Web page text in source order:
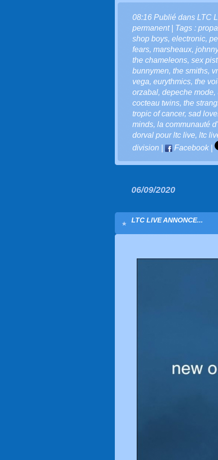
08:16 Publié dans LTC
permanent| Tags :
shop boys, electronic,
fears, marsheaux,
the chameleons, sex
bunnymen, the smiths,
vega, eurythmics, the
orzabal, depeche mode,
cocteau twins, the
tropic of cancer, sad
minds, la communauté
dorval pour ltc live, ltc
division
Facebook|
06/09/2020
LTC LIVE ANNONCE...